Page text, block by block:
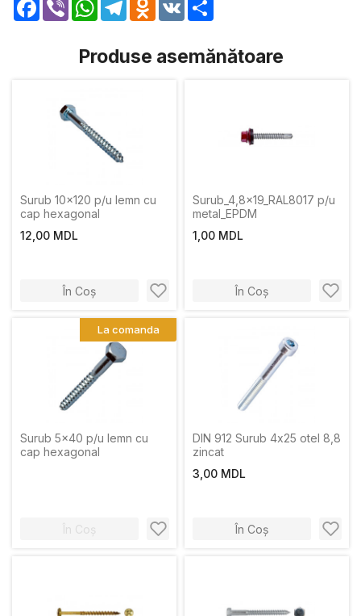
Produse asemănătoare
Surub 10x120 p/u lemn cu
cap hexagonal
12,00 MDL
În Coș
Surub_4,8x19_RAL8017 p/u
metal_EPDM
1,00 MDL
În Coș
Surub 5x40 p/u lemn cu
cap hexagonal
În Coș
La comanda
DIN 912 Surub 4х25 otel 8,8
zincat
3,00 MDL
În Coș